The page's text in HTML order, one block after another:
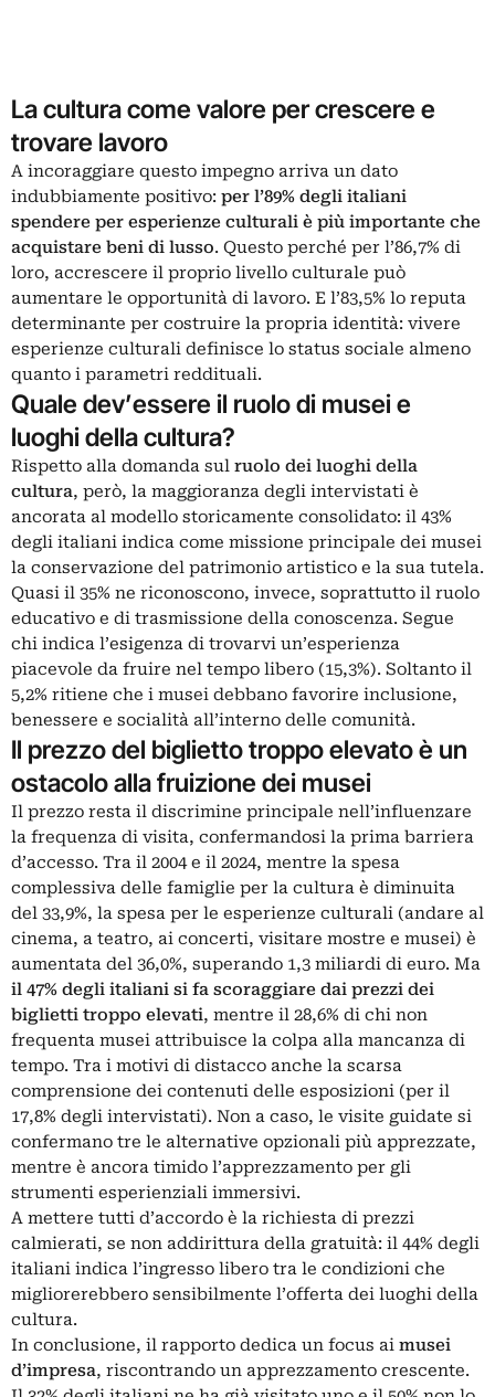
La cultura come valore per crescere e
trovare lavoro
A incoraggiare questo impegno arriva un dato
indubbiamente positivo: per l’89% degli italiani
spendere per esperienze culturali è più importante che
acquistare beni di lusso. Questo perché per l’86,7% di
loro, accrescere il proprio livello culturale può
aumentare le opportunità di lavoro. E l’83,5% lo reputa
determinante per costruire la propria identità: vivere
esperienze culturali definisce lo status sociale almeno
quanto i parametri reddituali.
Quale dev’essere il ruolo di musei e
luoghi della cultura?
Rispetto alla domanda sul ruolo dei luoghi della
cultura, però, la maggioranza degli intervistati è
ancorata al modello storicamente consolidato: il 43%
degli italiani indica come missione principale dei musei
la conservazione del patrimonio artistico e la sua tutela.
Quasi il 35% ne riconoscono, invece, soprattutto il ruolo
educativo e di trasmissione della conoscenza. Segue
chi indica l’esigenza di trovarvi un’esperienza
piacevole da fruire nel tempo libero (15,3%). Soltanto il
5,2% ritiene che i musei debbano favorire inclusione,
benessere e socialità all’interno delle comunità.
Il prezzo del biglietto troppo elevato è un
ostacolo alla fruizione dei musei
Il prezzo resta il discrimine principale nell’influenzare
la frequenza di visita, confermandosi la prima barriera
d’accesso. Tra il 2004 e il 2024, mentre la spesa
complessiva delle famiglie per la cultura è diminuita
del 33,9%, la spesa per le esperienze culturali (andare al
cinema, a teatro, ai concerti, visitare mostre e musei) è
aumentata del 36,0%, superando 1,3 miliardi di euro. Ma
il 47% degli italiani si fa scoraggiare dai prezzi dei
biglietti troppo elevati, mentre il 28,6% di chi non
frequenta musei attribuisce la colpa alla mancanza di
tempo. Tra i motivi di distacco anche la scarsa
comprensione dei contenuti delle esposizioni (per il
17,8% degli intervistati). Non a caso, le visite guidate si
confermano tre le alternative opzionali più apprezzate,
mentre è ancora timido l’apprezzamento per gli
strumenti esperienziali immersivi.
A mettere tutti d’accordo è la richiesta di prezzi
calmierati, se non addirittura della gratuità: il 44% degli
italiani indica l’ingresso libero tra le condizioni che
migliorerebbero sensibilmente l’offerta dei luoghi della
cultura.
In conclusione, il rapporto dedica un focus ai musei
d’impresa, riscontrando un apprezzamento crescente.